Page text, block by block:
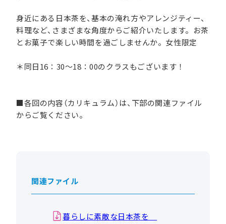
身近にある日本茶を、基本の淹れ方やアレンジティー、
料理など、さまざまな角度からご紹介いたします。お茶
とお菓子で楽しい時間を過ごしませんか。女性限定
＊同日16：30～18：00のクラスもございます！
■各回の内容（カリキュラム）は、下部の関連ファイル
からご覧ください。
関連ファイル
暮らしに素敵な日本茶を